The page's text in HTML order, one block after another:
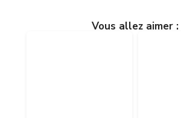
Vous allez aimer :